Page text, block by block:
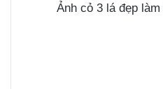
Ảnh cỏ 3 lá đẹp làm